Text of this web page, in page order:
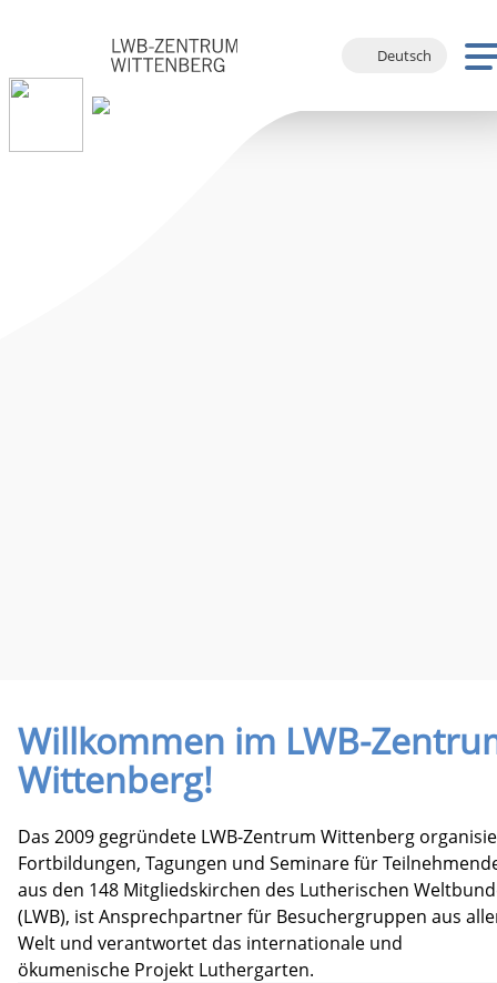
Deutsch
Willkommen im LWB-
Wittenberg!
Das 2009 gegründete LWB-Zentrum Wittenberg
Fortbildungen, Tagungen und Seminare für
aus den 148 Mitgliedskirchen des Lutherischen
(LWB), ist Ansprechpartner für Besuchergruppen aus
Welt und verantwortet das internationale und
ökumenische Projekt Luthergarten.